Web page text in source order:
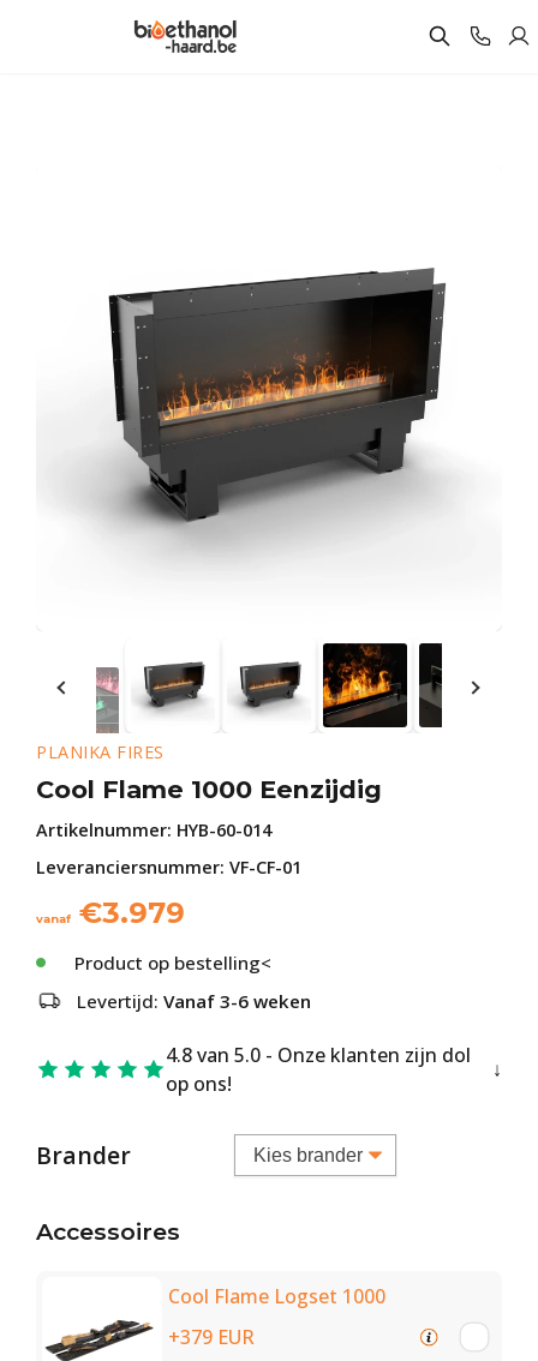
PLANIKA FIRES
Cool Flame 1000 Eenzijdig
Artikelnummer: HYB-60-014
Leveranciersnummer: VF-CF-01
vanaf €3.979
Product op bestelling<
Levertijd: Vanaf 3-6 weken
4.8 van 5.0 - Onze klanten zijn dol
op ons!
Brander
Accessoires
Cool Flame Logset 1000
+379 EUR